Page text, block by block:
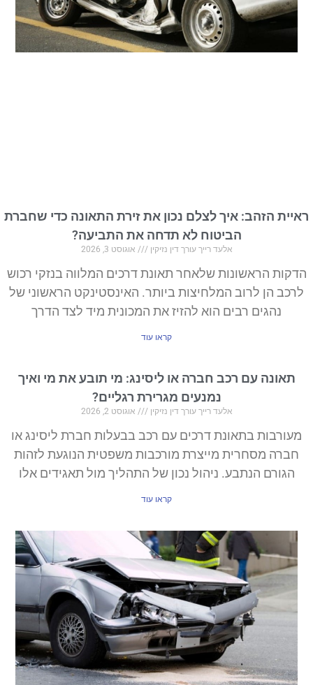
ראיית הזהב: איך לצלם נכון את זירת התאונה כדי שחברת
הביטוח לא תדחה את התביעה?
אלעד רייך עורך דין נזיקין אוגוסט 3, 2026
הדקות הראשונות שלאחר תאונת דרכים המלווה בנזקי רכוש
לרכב הן לרוב המלחיצות ביותר. האינסטינקט הראשוני של
נהגים רבים הוא להזיז את המכונית מיד לצד הדרך
קראו עוד
תאונה עם רכב חברה או ליסינג: מי תובע את מי ואיך
נמנעים מגרירת רגליים?
אלעד רייך עורך דין נזיקין אוגוסט 2, 2026
מעורבות בתאונת דרכים עם רכב בבעלות חברת ליסינג או
חברה מסחרית מייצרת מורכבות משפטית הנוגעת לזהות
הגורם הנתבע. ניהול נכון של התהליך מול תאגידים אלו
קראו עוד